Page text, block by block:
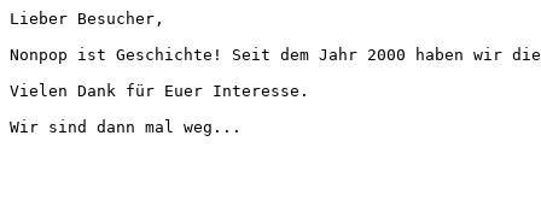
Lieber Besucher,
Nonpop ist Geschichte! Seit dem Jahr 2000 haben wir
Vielen Dank für Euer Interesse.
Wir sind dann mal weg...